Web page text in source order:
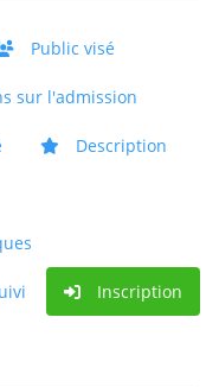
Public visé
sur l'admission
Description
Inscription